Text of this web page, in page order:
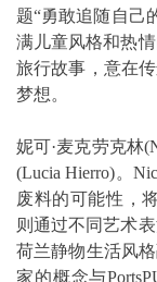
题“勇敢追随自己
满儿童风格和热
旅行故事，意在
梦想。
妮可·麦克劳克林
(Lucia Hierro)。
废料的可能性，
则通过不同艺术
荷兰静物生活风
家的概念与